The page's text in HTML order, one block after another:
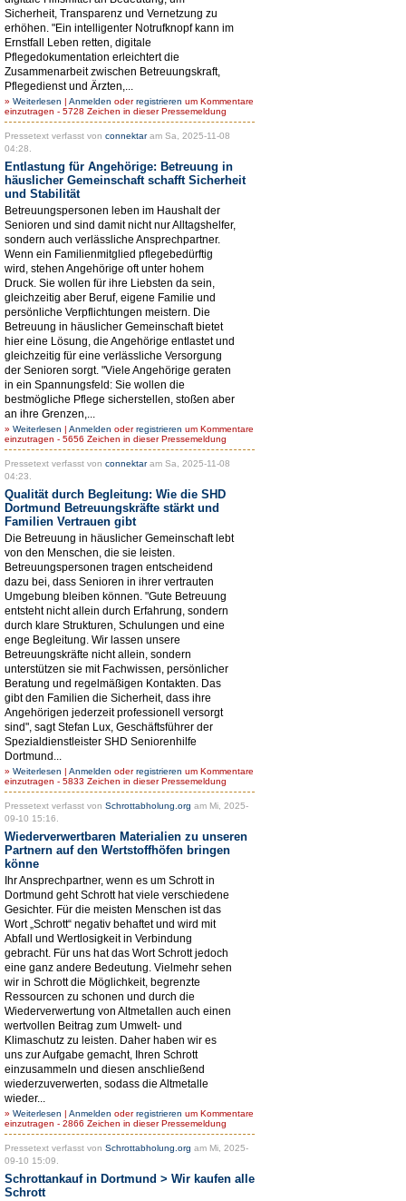
Sicherheit, Transparenz und Vernetzung zu
erhöhen. "Ein intelligenter Notrufknopf kann im
Ernstfall Leben retten, digitale
Pflegedokumentation erleichtert die
Zusammenarbeit zwischen Betreuungskraft,
Pflegedienst und Ärzten,...
» Weiterlesen | Anmelden oderregistrieren um Kommentare
einzutragen - 5728 Zeichen in dieser Pressemeldung
Pressetext verfasst von connektaram Sa, 2025-11-08
04:28.
Entlastung für Angehörige: Betreuung in
häuslicher Gemeinschaft schafft Sicherheit
und Stabilität
Betreuungspersonen leben im Haushalt der
Senioren und sind damit nicht nur Alltagshelfer,
sondern auch verlässliche Ansprechpartner.
Wenn ein Familienmitglied pflegebedürftig
wird, stehen Angehörige oft unter hohem
Druck. Sie wollen für ihre Liebsten da sein,
gleichzeitig aber Beruf, eigene Familie und
persönliche Verpflichtungen meistern. Die
Betreuung in häuslicher Gemeinschaft bietet
hier eine Lösung, die Angehörige entlastet und
gleichzeitig für eine verlässliche Versorgung
der Senioren sorgt. "Viele Angehörige geraten
in ein Spannungsfeld: Sie wollen die
bestmögliche Pflege sicherstellen, stoßen aber
an ihre Grenzen,...
» Weiterlesen | Anmelden oderregistrieren um Kommentare
einzutragen - 5656 Zeichen in dieser Pressemeldung
Pressetext verfasst von connektaram Sa, 2025-11-08
04:23.
Qualität durch Begleitung: Wie die SHD
Dortmund Betreuungskräfte stärkt und
Familien Vertrauen gibt
Die Betreuung in häuslicher Gemeinschaft lebt
von den Menschen, die sie leisten.
Betreuungspersonen tragen entscheidend
dazu bei, dass Senioren in ihrer vertrauten
Umgebung bleiben können. "Gute Betreuung
entsteht nicht allein durch Erfahrung, sondern
durch klare Strukturen, Schulungen und eine
enge Begleitung. Wir lassen unsere
Betreuungskräfte nicht allein, sondern
unterstützen sie mit Fachwissen, persönlicher
Beratung und regelmäßigen Kontakten. Das
gibt den Familien die Sicherheit, dass ihre
Angehörigen jederzeit professionell versorgt
sind", sagt Stefan Lux, Geschäftsführer der
Spezialdienstleister SHD Seniorenhilfe
Dortmund...
» Weiterlesen | Anmelden oderregistrieren um Kommentare
einzutragen - 5833 Zeichen in dieser Pressemeldung
Pressetext verfasst von Schrottabholung.org am Mi, 2025-
09-10 15:16.
Wiederverwertbaren Materialien zu unseren
Partnern auf den Wertstoffhöfen bringen
könne
Ihr Ansprechpartner, wenn es um Schrott in
Dortmund geht Schrott hat viele verschiedene
Gesichter. Für die meisten Menschen ist das
Wort „Schrott“ negativ behaftet und wird mit
Abfall und Wertlosigkeit in Verbindung
gebracht. Für uns hat das Wort Schrott jedoch
eine ganz andere Bedeutung. Vielmehr sehen
wir in Schrott die Möglichkeit, begrenzte
Ressourcen zu schonen und durch die
Wiederverwertung von Altmetallen auch einen
wertvollen Beitrag zum Umwelt- und
Klimaschutz zu leisten. Daher haben wir es
uns zur Aufgabe gemacht, Ihren Schrott
einzusammeln und diesen anschließend
wiederzuverwerten, sodass die Altmetalle
wieder...
» Weiterlesen | Anmelden oderregistrieren um Kommentare
einzutragen - 2866 Zeichen in dieser Pressemeldung
Pressetext verfasst von Schrottabholung.org am Mi, 2025-
09-10 15:09.
Schrottankauf in Dortmund > Wir kaufen alle
Schrott